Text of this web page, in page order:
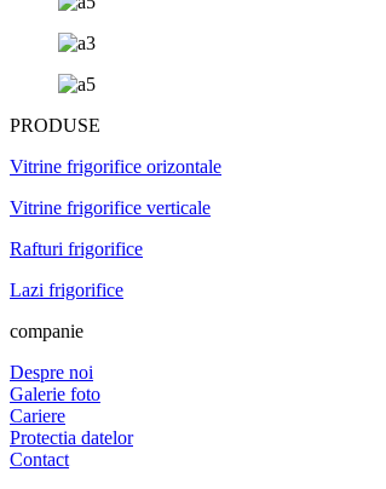
PRODUSE
Vitrine frigorifice orizontale
Vitrine frigorifice verticale
Rafturi frigorifice
Lazi frigorifice
companie
Despre noi
Galerie foto
Cariere
Protectia datelor
Contact